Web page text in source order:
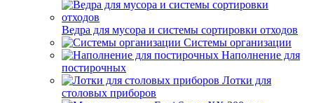
Ведра для мусора и системы сортировки отходов
Системы организации
Наполнение для
постирочных
Лотки для
столовых приборов